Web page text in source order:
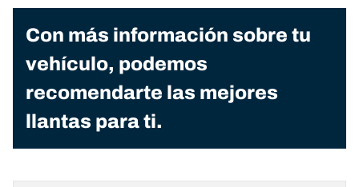
Con más información sobre tu
vehículo, podemos
recomendarte las mejores
llantas para ti.